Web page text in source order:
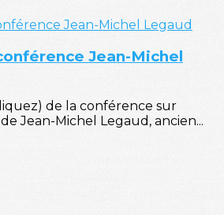
Jean-Michel
de la conférence sur
Jean-Michel Legaud, ancien...